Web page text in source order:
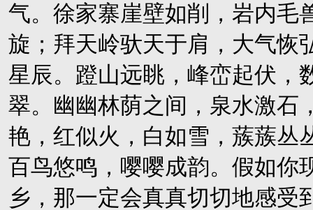
气。徐家寨崖壁如削，岩内毛
旋；拜天岭驮天于肩，大气恢
星辰。蹬山远眺，峰峦起伏，
翠。幽幽林荫之间，泉水激石
艳，红似火，白如雪，蔟蔟丛
百鸟悠鸣，嘤嘤成韵。假如你
乡，那一定会真真切切地感受